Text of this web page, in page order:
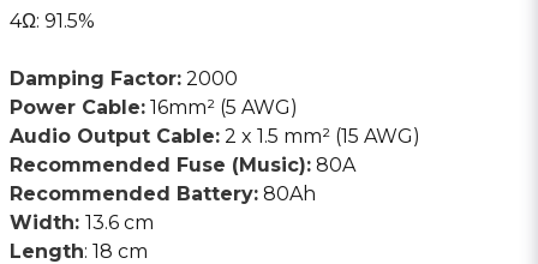
4Ω: 91.5%
Damping Factor: 2000
Power Cable: 16mm² (5 AWG)
Audio Output Cable: 2 x 1.5 mm² (15 AWG)
Recommended Fuse (Music): 80A
Recommended Battery: 80Ah
Width: 13.6 cm
Length: 18 cm